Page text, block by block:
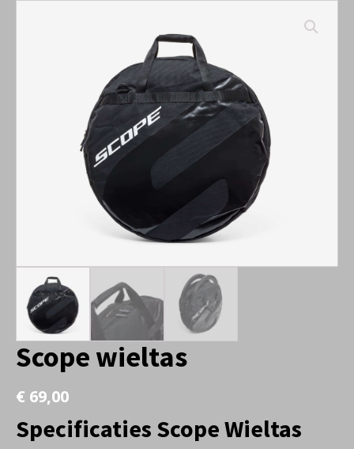
Scope wieltas
€ 69,00
Specificaties Scope Wieltas